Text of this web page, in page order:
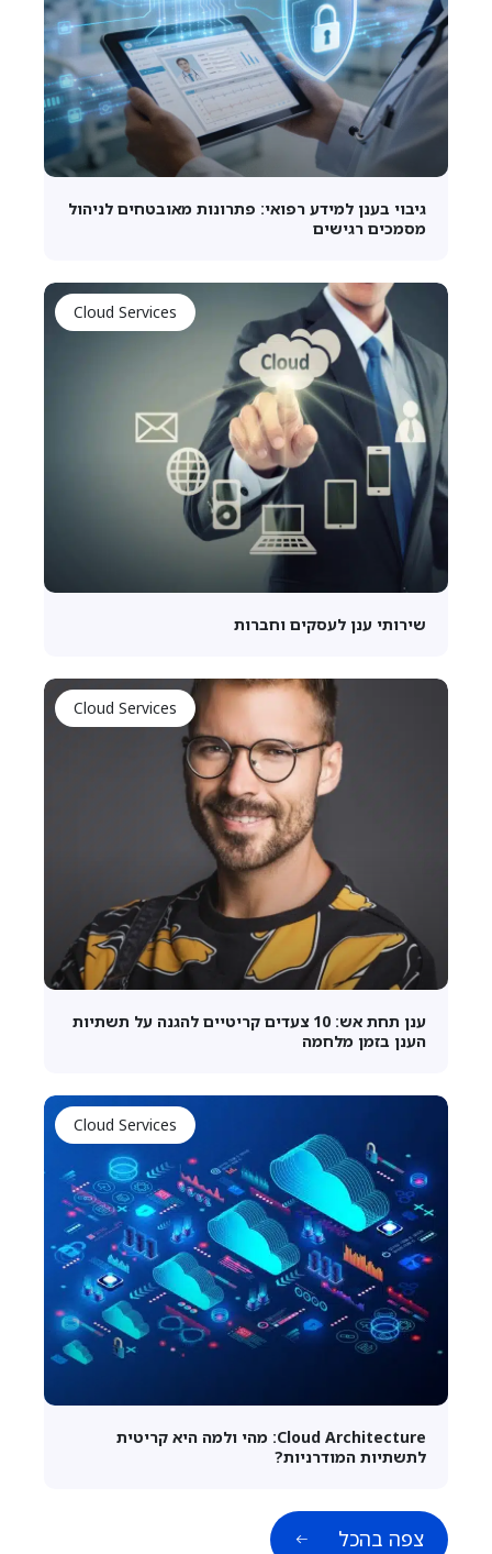
גיבוי בענן למידע רפואי: פתרונות מאובטחים לניהול
מסמכים רגישים
Cloud Services
שירותי ענן לעסקים וחברות
Cloud Services
ענן תחת אש: 10 צעדים קריטיים להגנה על תשתיות
הענן בזמן מלחמה
Cloud Services
Cloud Architecture: מהי ולמה היא קריטית
לתשתיות המודרניות?
צפה בהכל